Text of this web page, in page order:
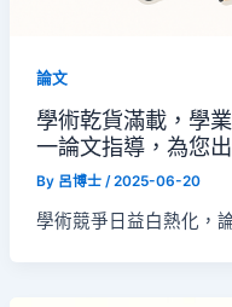
論文
學術乾貨滿載，學
一論文指導，為您出
By 呂博士 /2025-06-20
學術競爭日益白熱化，